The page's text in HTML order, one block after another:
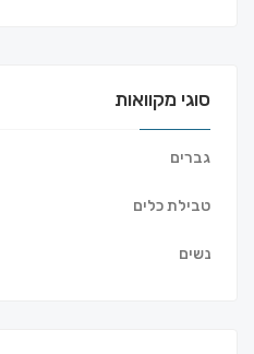
סוגי מקוואות
גברים
טבילת כלים
נשים